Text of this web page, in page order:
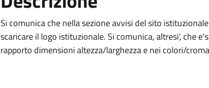
Si comunica che nella sezione avvisi del sito
scaricare il logo istituzionale. Si comunica, altresi', che
rapporto dimensioni altezza/larghezza e nei colori/